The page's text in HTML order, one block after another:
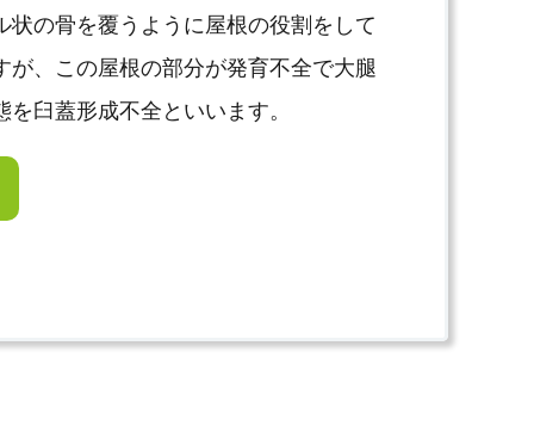
状の骨を覆うように屋根の役割をして
が、この屋根の部分が発育不全で大腿
臼蓋形成不全といいます。